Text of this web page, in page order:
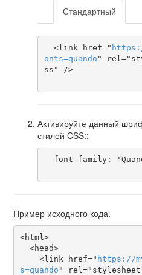
Стандартный
  <link href="
https
onts=quando "
ss" />
Активируйте данный
стилей CSS::
Пример исходного кода:
<html>
    <link href="
https ://
s=quando "